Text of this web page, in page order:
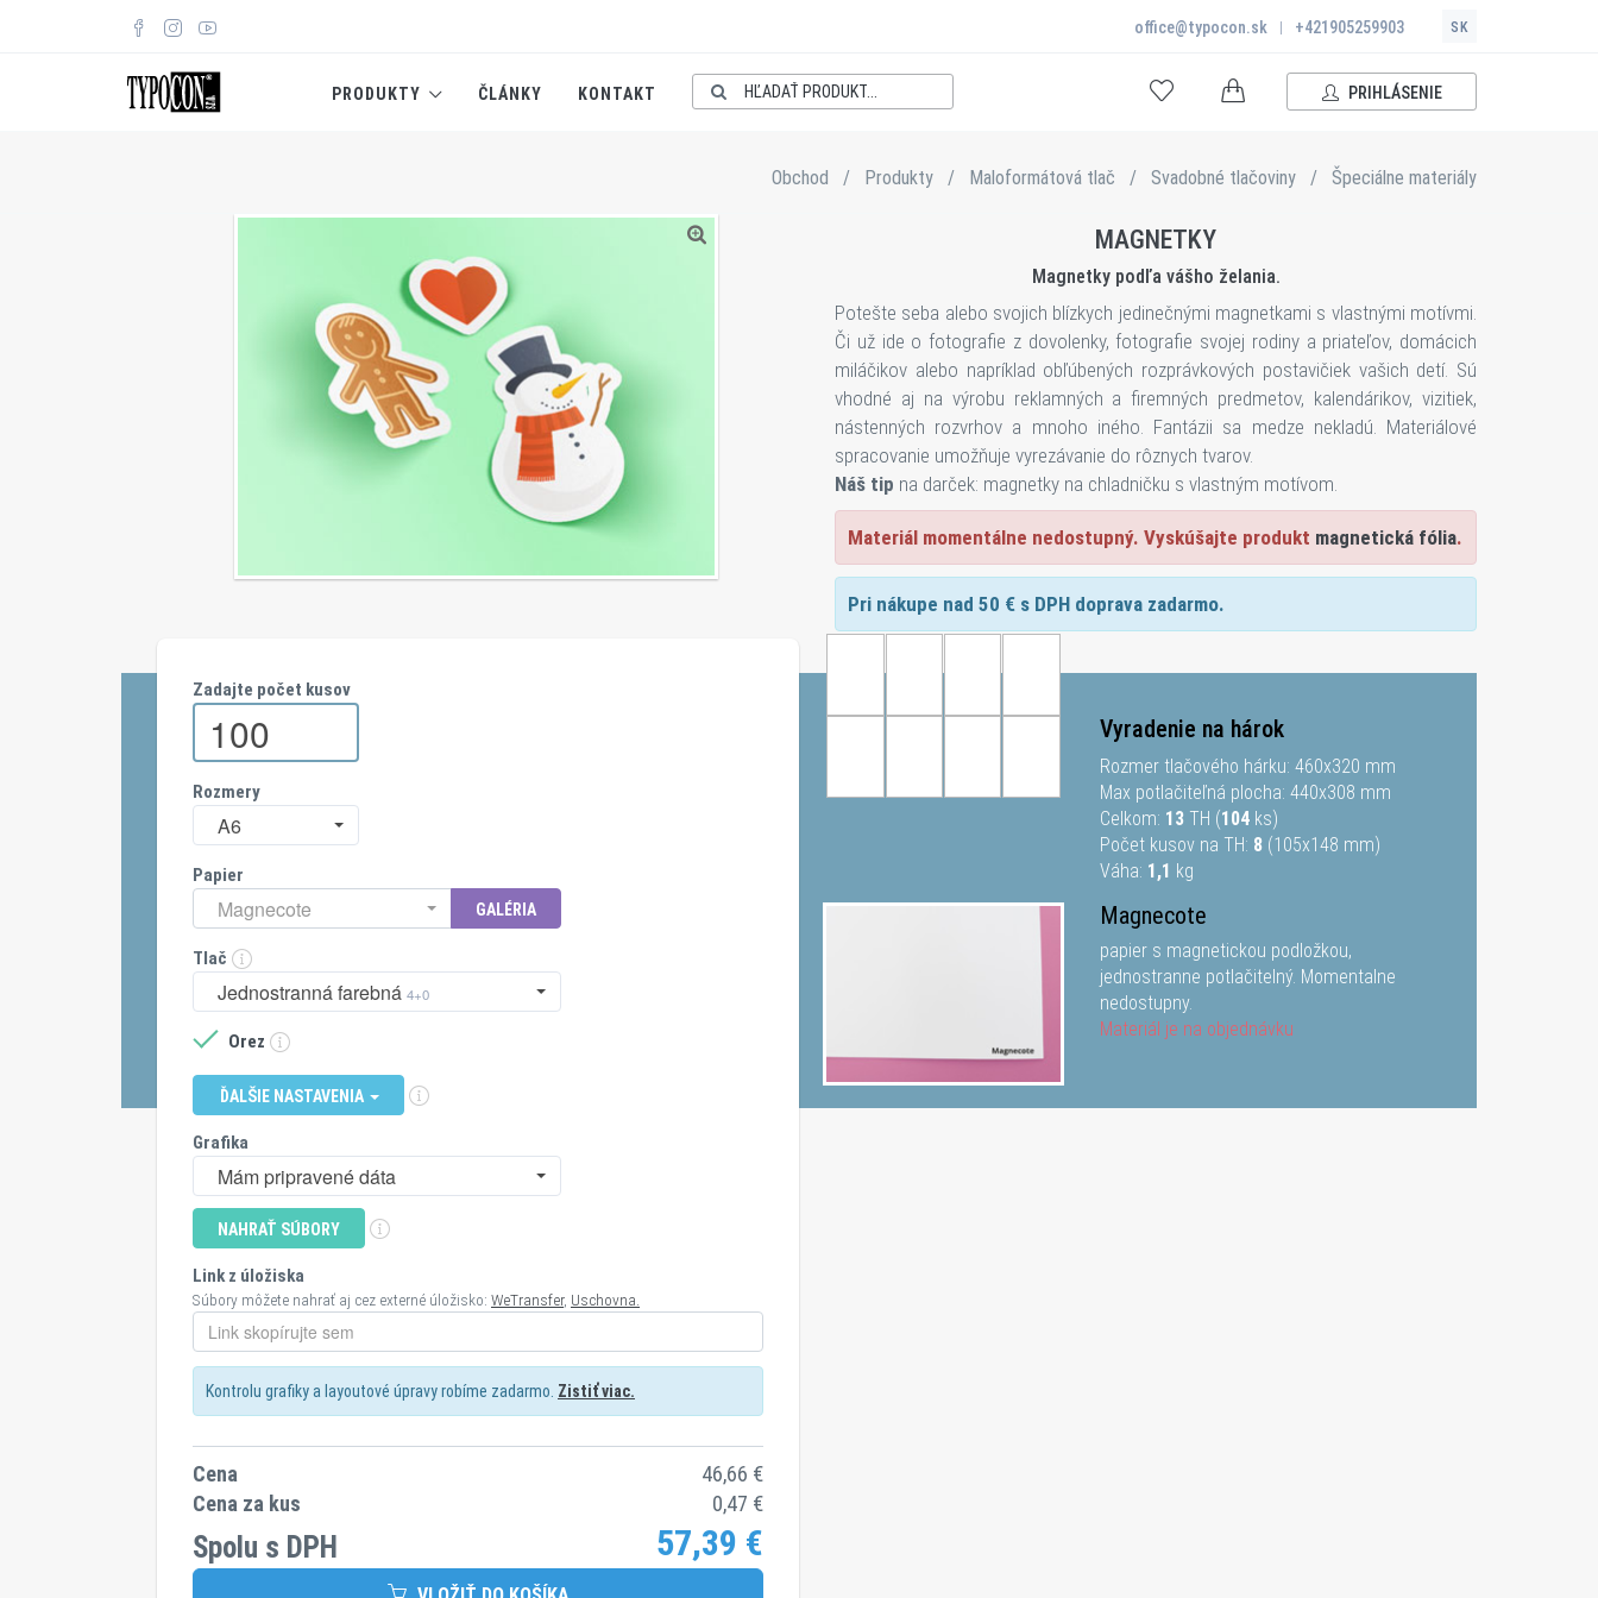
office@typocon.sk | +421905259903 SK
PRODUKTY ČLÁNKY KONTAKT PRIHLÁSENIE
Obchod / Produkty / Maloformátová tlač / Svadobné tlačoviny / Špeciálne materiály
MAGNETKY
Magnetky podľa vášho želania.
Potešte seba alebo svojich blízkych jedinečnými magnetkami s vlastnými motívmi.
Či už ide o fotografie z dovolenky, fotografie svojej rodiny a priateľov, domácich
miláčikov alebo napríklad obľúbených rozprávkových postavičiek vašich detí. Sú
vhodné aj na výrobu reklamných a firemných predmetov, kalendárikov, vizitiek,
nástenných rozvrhov a mnoho iného. Fantázii sa medze nekladú. Materiálové
spracovanie umožňuje vyrezávanie do rôznych tvarov.
Náš tip na darček: magnetky na chladničku s vlastným motívom.
Materiál momentálne nedostupný. Vyskúšajte produkt magnetická fólia.
Pri nákupe nad 50 € s DPH doprava zadarmo.
Zadajte počet kusov
Rozmery
A6
Papier
Magnecote GALÉRIA
Tlač
Jednostranná farebná 4+0
Orez
ĎALŠIE NASTAVENIA
Grafika
Mám pripravené dáta
NAHRAŤ SÚBORY
Link z úložiska
Súbory môžete nahrať aj cez externé úložisko: WeTransfer, Uschovna.
Kontrolu grafiky a layoutové úpravy robíme zadarmo. Zistiť viac.
Cena 46,66 €
Cena za kus
0,47 €
Spolu s DPH 57,39 €
Vyradenie na hárok
Rozmer tlačového hárku: 460x320 mm
Max potlačiteľná plocha:440x308 mm
Celkom: 13 TH (104 ks)
Počet kusov na TH: 8 (105x148 mm)
Váha: 1,1 kg
Magnecote
papier s magnetickou podložkou,
jednostranne potlačitelný. Momentalne
nedostupny.
Materiál je na objednávku